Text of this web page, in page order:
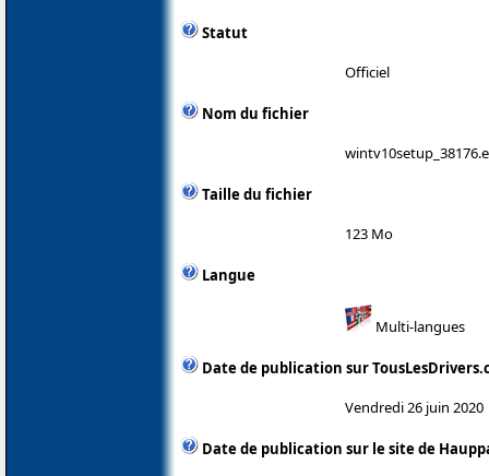
Statut
Officiel
Nom du fichier
Taille du fichier
123 Mo
Langue
Multi-langues
Date de publication sur
Vendredi 26 juin 2020
Date de publication sur le site de